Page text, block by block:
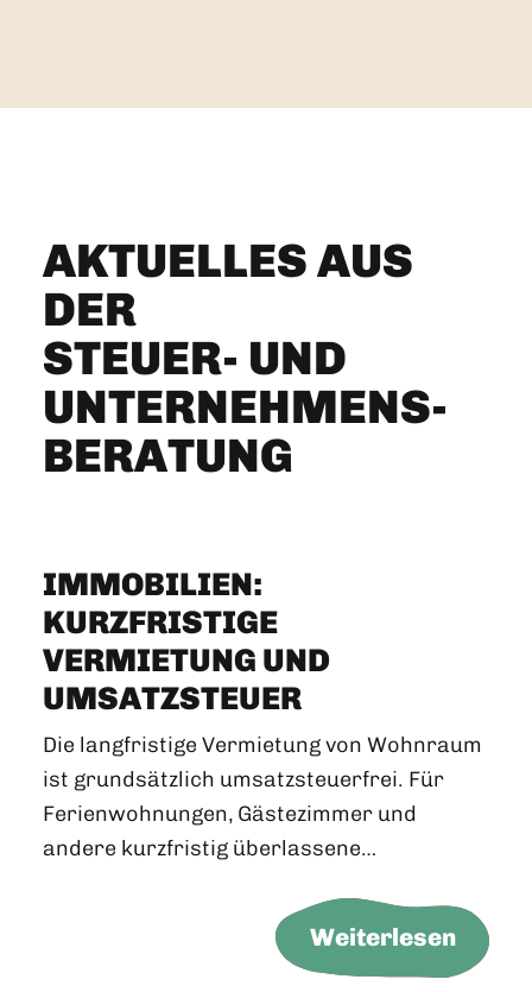
AKTUELLES AUS
DER
STEUER- UND
UNTERNEHMENS­
BERATUNG
IMMOBILIEN:
KURZFRISTIGE
VERMIETUNG UND
UMSATZSTEUER
Die langfristige Vermietung von Wohnraum
ist grundsätzlich umsatzsteuerfrei. Für
Ferienwohnungen, Gästezimmer und
andere kurzfristig überlassene…
Weiterlesen